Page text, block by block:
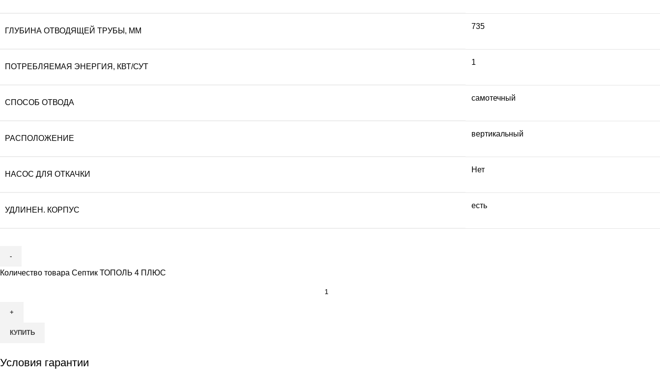
ГЛУБИНА ОТВОДЯЩЕЙ ТРУБЫ, ММ
735
ПОТРЕБЛЯЕМАЯ ЭНЕРГИЯ, КВТ/СУТ
1
СПОСОБ ОТВОДА
самотечный
РАСПОЛОЖЕНИЕ
вертикальный
НАСОС ДЛЯ ОТКАЧКИ
Нет
УДЛИНЕН. КОРПУС
есть
Количество товара Септик ТОПОЛЬ 4 ПЛЮС
КУПИТЬ
Условия гарантии